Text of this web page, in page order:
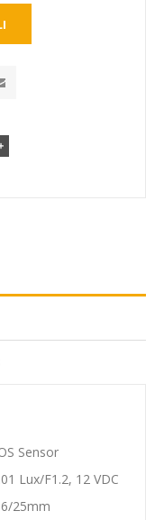
Sensor
Lux/F1.2, 12 VDC
25mm